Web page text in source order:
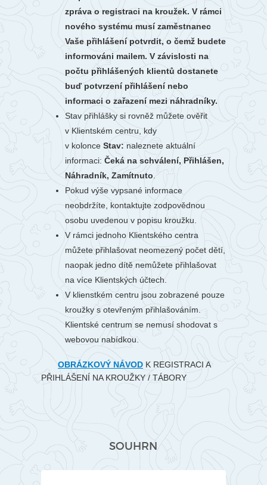
zpráva o registraci na kroužek. V rámci
nového systému musí zaměstnanec
Vaše přihlášení potvrdit, o čemž budete
informováni mailem. V závislosti na
počtu přihlášených klientů dostanete
buď potvrzení přihlášení nebo
informaci o zařazení mezi náhradníky.
Stav přihlášky si rovněž můžete ověřit
v Klientském centru, kdy
v kolonce Stav: naleznete aktuální
informaci: Čeká na schválení, Přihlášen,
Náhradník, Zamítnuto .
Pokud výše vypsané informace
neobdržíte, kontaktujte zodpovědnou
osobu uvedenou v popisu kroužku.
V rámci jednoho Klientského centra
můžete přihlašovat neomezený počet dětí,
naopak jedno dítě nemůžete přihlašovat
na více Klientských účtech.
V klienstkém centru jsou zobrazené pouze
kroužky s otevřeným přihlašováním.
Klientské centrum se nemusí shodovat s
webovou nabídkou.
OBRÁZKOVÝ NÁVOD K REGISTRACI A
PŘIHLÁŠENÍ NA KROUŽKY / TÁBORY
SOUHRN